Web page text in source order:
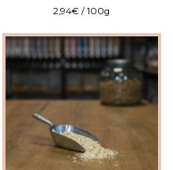
2,94€ / 100g